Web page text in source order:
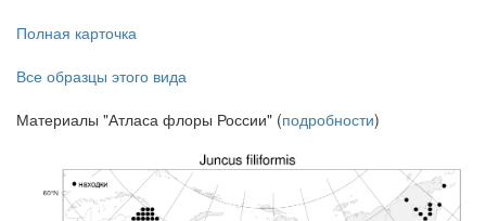
Полная карточка
Все образцы этого вида
Материалы "Атласа флоры России" (подробности)